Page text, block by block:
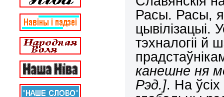
Расы. Расы,
цывілізацыі.
тэхналогіі й
канешне ня
Рэд.]. На